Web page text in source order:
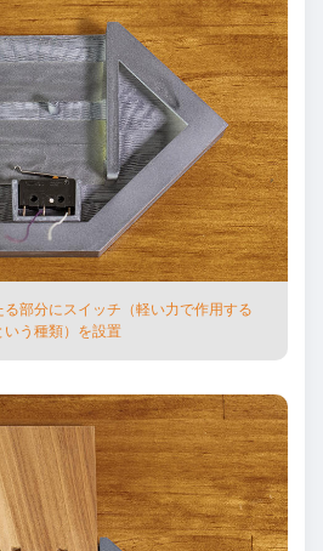
部分にスイッチ（軽い⼒で作⽤する
いう種類）を設置